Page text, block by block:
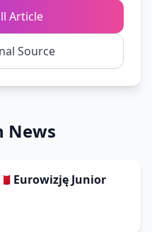
Article
Source
News
Eurowizję Junior